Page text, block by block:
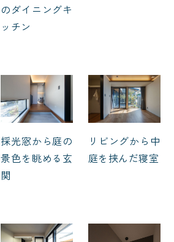
のダイニングキ
ッチン
採光窓から庭の
景色を眺める玄
関
リビングから中
庭を挟んだ寝室